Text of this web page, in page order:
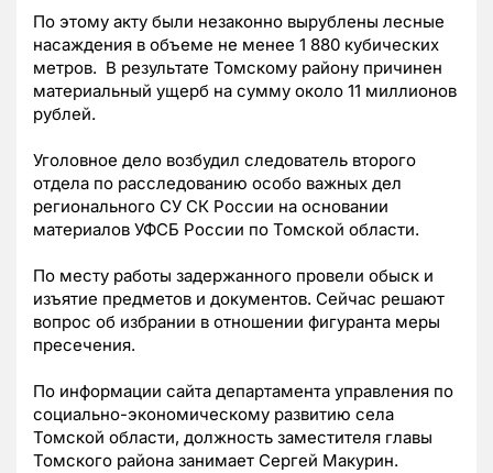
По этому акту были незаконно вырублены лесные
насаждения в объеме не менее 1 880 кубических
метров. В результате Томскому району причинен
материальный ущерб на сумму около 11 миллионов
рублей.
Уголовное дело возбудил следователь второго
отдела по расследованию особо важных дел
регионального СУ СК России на основании
материалов УФСБ России по Томской области.
По месту работы задержанного провели обыск и
изъятие предметов и документов. Сейчас решают
вопрос об избрании в отношении фигуранта меры
пресечения.
По информации сайта департамента управления по
социально-экономическому развитию села
Томской области, должность заместителя главы
Томского района занимает Сергей Макурин.